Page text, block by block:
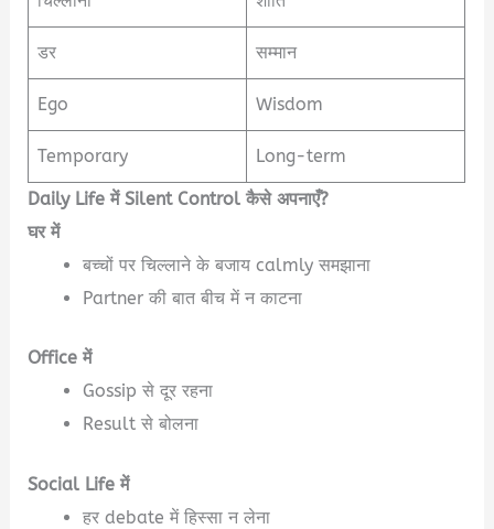
डर सम्मान
Ego Wisdom
Temporary Long-term
Daily Life में Silent Control कैसे अपनाएँ?
घर में
बच्चों पर चिल्लाने के बजाय calmly समझाना
Partner की बात बीच में न काटना
Office में
Gossip से दूर रहना
Result से बोलना
Social Life में
हर debate में हिस्सा न लेना